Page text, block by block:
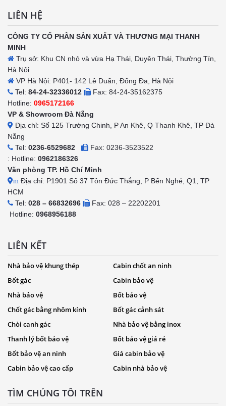
LIÊN HỆ
CÔNG TY CỔ PHẦN SẢN XUẤT VÀ THƯƠNG MẠI THANH
MINH
Trụ sở: Khu CN nhỏ và vừa Hạ Thái, Duyên Thái, Thường Tín,
Hà Nội
VP Hà Nội: P401- 142 Lê Duẩn, Đống Đa, Hà Nội
Tel: 84-24-32336012
Fax: 84-24-35162375
Hotline: 0965172166
VP & Showroom Đà Nẵng
Địa chỉ: Số 125 Trường Chinh, P An Khê, Q Thanh Khê, TP Đà
Nẵng
Tel: 0236-6529682
Fax: 0236-3523522
: Hotline: 0962186326
Văn phòng TP. Hồ Chí Minh
m Địa chỉ: P1901 Số 37 Tôn Đức Thắng, P Bến Nghé, Q1, TP
HCM
Tel: 028 – 66832696
Fax: 028 – 22202201
Hotline: 0968956188
LIÊN KẾT
Nhà bảo vệ khung thép
Cabin chốt an ninh
Bốt gác
Cabin bảo vệ
Nhà bảo vệ
Bốt bảo vệ
Chốt gác bằng nhôm kính
Bốt gác cảnh sát
Chòi canh gác
Nhà bảo vệ bằng inox
Thanh lý bốt bảo vệ
Bốt bảo vệ giá rẻ
Bốt bảo vệ an ninh
Giá cabin bảo vệ
Cabin bảo vệ cao cấp
Cabin nhà bảo vệ
TÌM CHÚNG TÔI TRÊN